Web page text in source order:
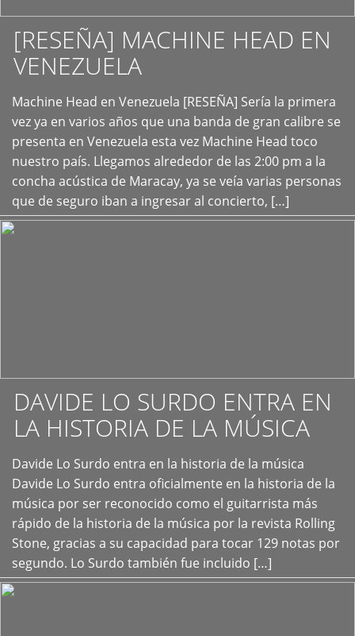
[RESEÑA] MACHINE HEAD EN
VENEZUELA
Machine Head en Venezuela [RESEÑA] Sería la primera
vez ya en varios años que una banda de gran calibre se
presenta en Venezuela esta vez Machine Head toco
nuestro país. Llegamos alrededor de las 2:00 pm a la
concha acústica de Maracay, ya se veía varias personas
que de seguro iban a ingresar al concierto, […]
+
DAVIDE LO SURDO ENTRA EN
LA HISTORIA DE LA MÚSICA
Davide Lo Surdo entra en la historia de la música
Davide Lo Surdo entra oficialmente en la historia de la
música por ser reconocido como el guitarrista más
rápido de la historia de la música por la revista Rolling
Stone, gracias a su capacidad para tocar 129 notas por
segundo. Lo Surdo también fue incluido […]
+